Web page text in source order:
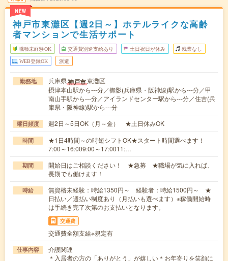
NEW
神戸市東灘区【週2日～】ホテルライクな高齢
者マンションで生活サポート
職種未経験OK 交通費別途支給あり 土日祝日が休み 残業なし
WEB登録OK 派遣
勤務地 兵庫県神戸市東灘区
摂津本山駅から---分／御影(兵庫県・阪神線)駅から---分／甲
南山手駅から---分／アイランドセンター駅から---分／住吉(兵
庫県・阪神線)駅から---分
曜日頻度 週2日～5日OK（月～金） ★土日休みOK
時間
★1日4時間～の時短シフトOK★スタート時間選べます！
7:00～16:009:00～17:0011:…
期間
開始日はご相談ください！ ★急募 ★職場が気に入れば、
長期でも働けます！
時給
無資格未経験：時給1350円～ 経験者：時給1500円～ ★
日払い／週払い制度あり（月払いも選べます）※稼働開始時
は手続き完了次第のお支払いとなります。
交通費
交通費全額支給※規定有
仕事内容
介護関連
＊入居者の方の「ありがとう」が嬉しい＊お年寄りを笑顔に